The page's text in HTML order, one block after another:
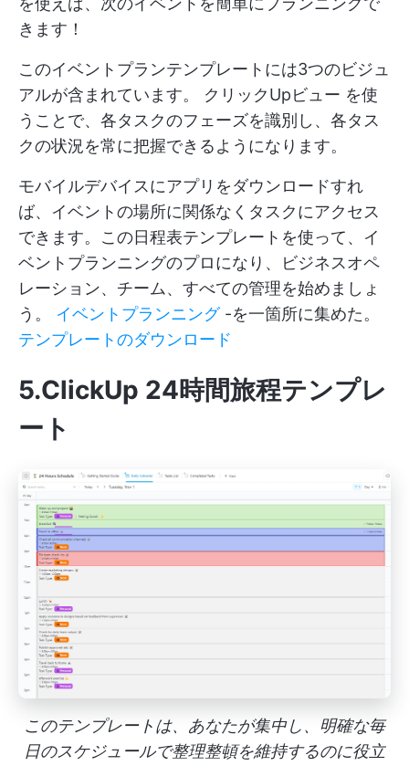
きます！
このイベントプランテンプレートには3つのビジュ
アルが含まれています。 クリックUpビュー を使
うことで、各タスクのフェーズを識別し、各タス
クの状況を常に把握できるようになります。
モバイルデバイスにアプリをダウンロードすれ
ば、イベントの場所に関係なくタスクにアクセス
できます。この日程表テンプレートを使って、イ
ベントプランニングのプロになり、ビジネスオペ
レーション、チーム、すべての管理を始めましょ
う。 イベントプランニング-を一箇所に集めた。
テンプレートのダウンロード
5.ClickUp 24時間旅程テンプレ
ート
このテンプレートは、あなたが集中し、明確な毎
日のスケジュールで整理整頓を維持するのに役立